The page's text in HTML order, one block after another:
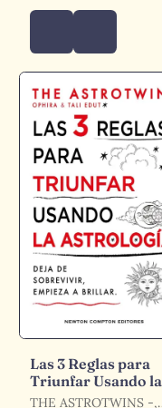
Las 3 Reglas para
Triunfar Usando la
Astrología
THE ASTROTWINS -,